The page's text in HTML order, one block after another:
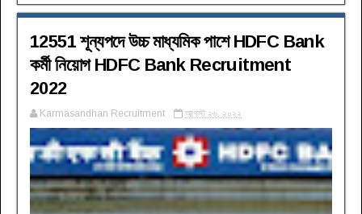
12551 শূন্যপদে উচ্চ মাধ্যমিক পাশে HDFC Bank
কর্মী নিয়োগ HDFC Bank Recruitment
2022
Karmasandhan Recruitment আগস্ট ২৬, ২০২২